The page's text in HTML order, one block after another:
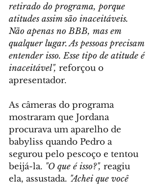
retirado do programa, porque
atitudes assim são inaceitáveis.
Não apenas no BBB, mas em
qualquer lugar. As pessoas precisam
entender isso. Esse tipo de atitude é
inaceitável", reforçou o
apresentador.
As câmeras do programa
mostraram que Jordana
procurava um aparelho de
babyliss quando Pedro a
segurou pelo pescoço e tentou
beijá-la. "O que é isso?", reagiu
ela, assustada. "Achei que você